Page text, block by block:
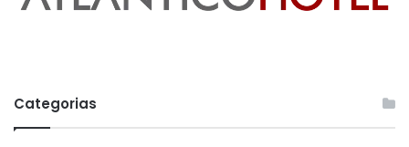
Categorias